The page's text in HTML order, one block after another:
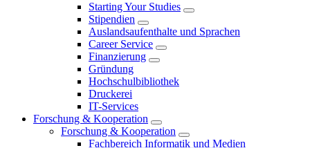
Starting Your Studies
Stipendien
Auslandsaufenthalte und Sprachen
Career Service
Finanzierung
Gründung
Hochschulbibliothek
Druckerei
IT-Services
Forschung & Kooperation
Forschung & Kooperation
Fachbereich Informatik und Medien